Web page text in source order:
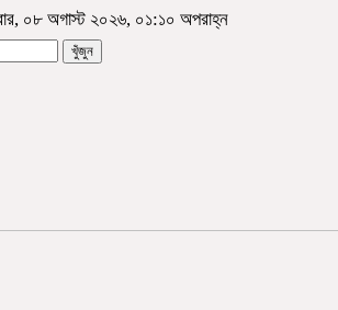
০৮ অগাস্ট ২০২৬, ০১:১০ অপরাহ্ন
খুঁজুন